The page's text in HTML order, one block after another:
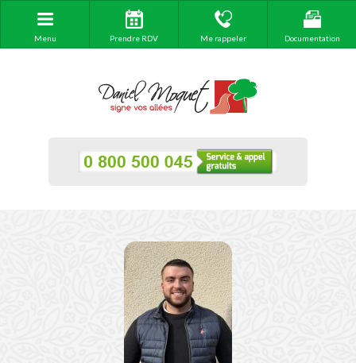
Menu Prendre RDV Me rappeler Documentation